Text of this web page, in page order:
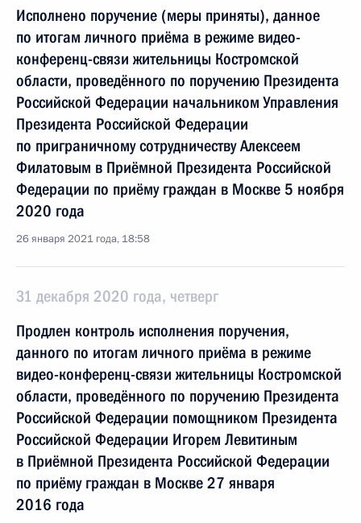
Исполнено поручение (меры приняты), данное
по итогам личного приёма в режиме видео-
конференц-связи жительницы Костромской
области, проведённого по поручению Президента
Российской Федерации начальником Управления
Президента Российской Федерации
по приграничному сотрудничеству Алексеем
Филатовым в Приёмной Президента Российской
Федерации по приёму граждан в Москве 5 ноября
2020 года
26 января 2021 года, 18:58
31 декабря 2020 года, четверг
Продлен контроль исполнения поручения,
данного по итогам личного приёма в режиме
видео-конференц-связи жительницы Костромской
области, проведённого по поручению Президента
Российской Федерации помощником Президента
Российской Федерации Игорем Левитиным
в Приёмной Президента Российской Федерации
по приёму граждан в Москве 27 января
2016 года